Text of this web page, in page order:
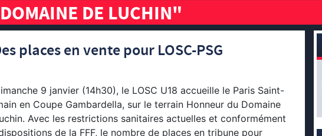
DE LUCHIN"
places en vente pour LOSC-PSG
9 janvier (14h30), le LOSC U18 accueille le Paris Saint-
en Coupe Gambardella, sur le terrain Honneur du Domaine
Avec les restrictions sanitaires actuelles et conformément
de la FFF, le nombre de places en tribune pour